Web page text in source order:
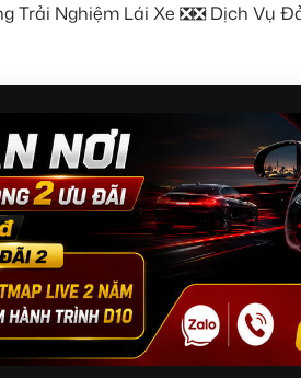
Trải Nghiệm Lái Xe ❎❎ Dịch Vụ